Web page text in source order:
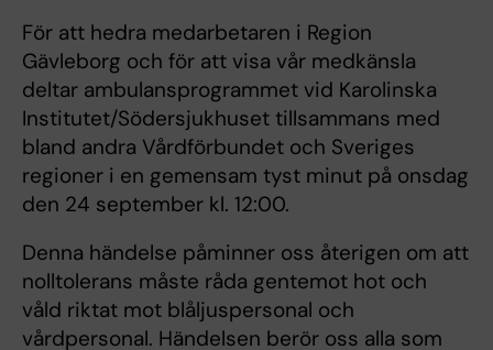
För att hedra medarbetaren i Region
Gävleborg och för att visa vår medkänsla
deltar ambulansprogrammet vid Karolinska
Institutet/Södersjukhuset tillsammans med
bland andra Vårdförbundet och Sveriges
regioner i en gemensam tyst minut på onsdag
den 24 september kl. 12:00.
Denna händelse påminner oss återigen om att
nolltolerans måste råda gentemot hot och
våld riktat mot blåljuspersonal och
vårdpersonal. Händelsen berör oss alla som